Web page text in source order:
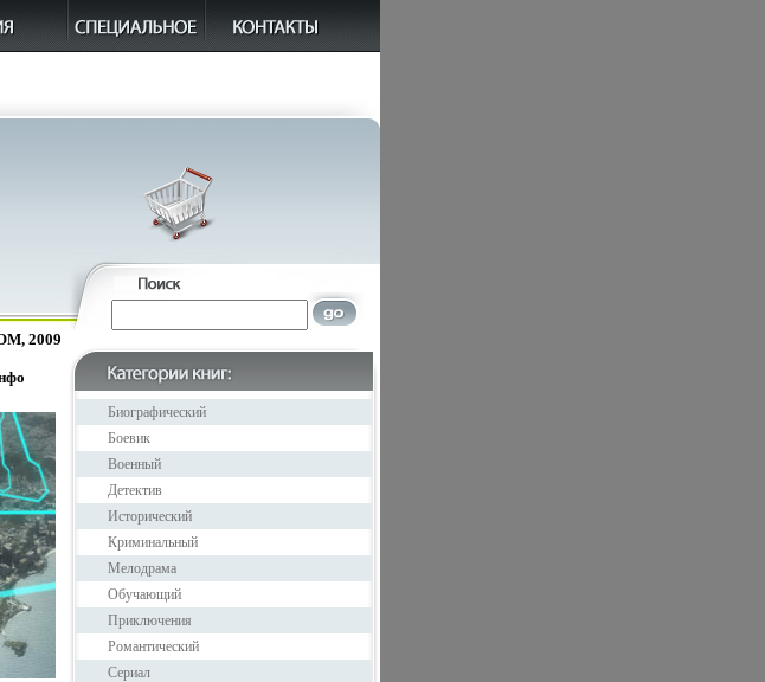
2009
Биографический
Боевик
Военный
Детектив
Исторический
Криминальный
Мелодрама
Обучающий
Приключения
Романтический
Сериал